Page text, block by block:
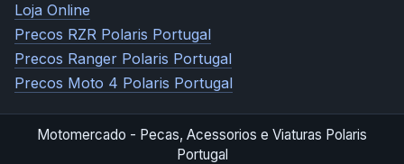
Loja Online
Precos RZR Polaris Portugal
Precos Ranger Polaris Portugal
Precos Moto 4 Polaris Portugal
Motomercado - Pecas, Acessorios e Viaturas Polaris
Portugal